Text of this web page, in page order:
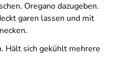
Oregano dazugeben.
garen lassen und mit
Hält sich gekühlt mehrere